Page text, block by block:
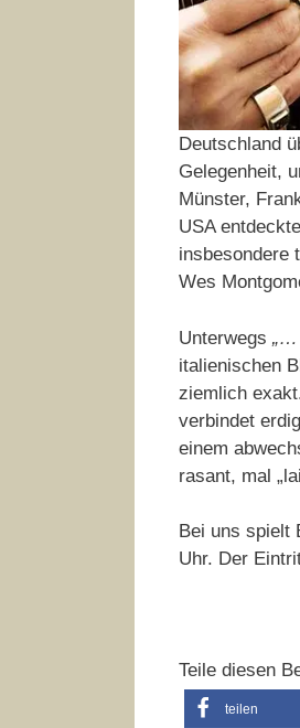
Deutschland
Gelegenheit,
Münster,
USA
ins­beson­dere
Wes
Unterwegs „…
italienischen
ziemlich
verbindet
einem
rasant, mal
Bei uns spielt
Uhr. Der
Teile diesen
teilen